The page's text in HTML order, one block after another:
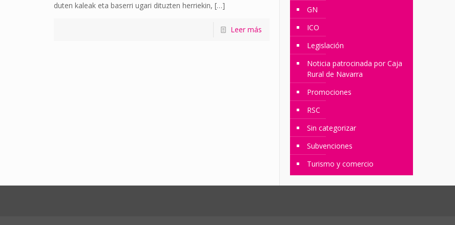
duten kaleak eta baserri ugari dituzten herriekin, […]
Leer más
GN
ICO
Legislación
Noticia patrocinada por Caja
Rural de Navarra
Promociones
RSC
Sin categorizar
Subvenciones
Turismo y comercio